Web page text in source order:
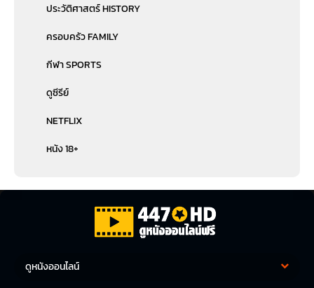
ประวัติศาสตร์ HISTORY
ครอบครัว FAMILY
กีฬา SPORTS
ดูซีรีย์
NETFLIX
หนัง 18+
ดูหนังออนไลน์